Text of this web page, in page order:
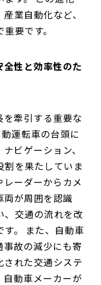
業自動化など、
要です。
性と効率性のた
牽引する重要な
運転車の台頭に
ビゲーション、
割を果たしていま
レーダーからカメ
両が周囲を認識
、交通の流れを改
。 また、自動車
故の減少にも寄
された交通システ
動車メーカーが